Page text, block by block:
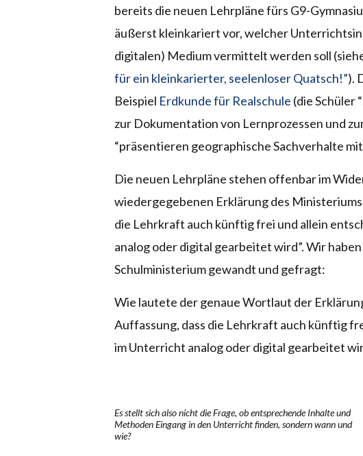
bereits die neuen Lehrpläne fürs G9-
äußerst kleinkariert vor, welcher
digitalen) Medium vermittelt werden soll
für ein kleinkarierter, seelenloser Quatsch!”).
Beispiel Erdkunde für Realschule (die Schüler
zur Dokumentation von Lernprozessen und
“präsentieren geographische Sachverhalte
Die neuen Lehrpläne stehen offenbar im
wiedergegebenen Erklärung des
die Lehrkraft auch künftig frei und allein
analog oder digital gearbeitet wird”. Wir
Schulministerium gewandt und gefragt:
Wie lautete der genaue Wortlaut der
Auffassung, dass die Lehrkraft auch künftig
im Unterricht analog oder digital gearbeitet
Es stellt sich also nicht die Frage, ob entsprechende Inhalte und
Methoden Eingang in den Unterricht finden, sondern wann und
wie?